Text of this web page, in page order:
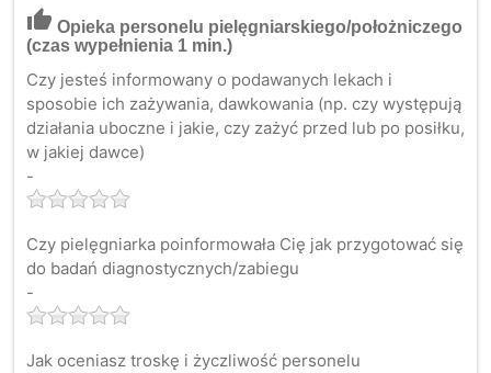
thumb_up Opieka personelu pielęgniarskiego/położniczego
(czas wypełnienia 1 min.)
Czy jesteś informowany o podawanych lekach i
sposobie ich zażywania, dawkowania (np. czy występują
działania uboczne i jakie, czy zażyć przed lub po posiłku,
w jakiej dawce)
-
Czy pielęgniarka poinformowała Cię jak przygotować się
do badań diagnostycznych/zabiegu
-
Jak oceniasz troskę i życzliwość personelu